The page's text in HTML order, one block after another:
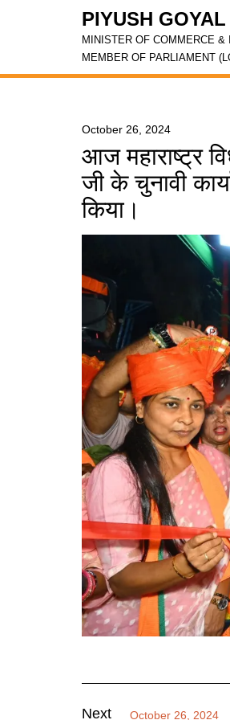
PIYUSH GOYAL
MINISTER OF COMMERCE &
MEMBER OF PARLIAMENT
October 26, 2024
आज महाराष्ट्र
जी के चुनावी
किया।
Next October 26, 2024